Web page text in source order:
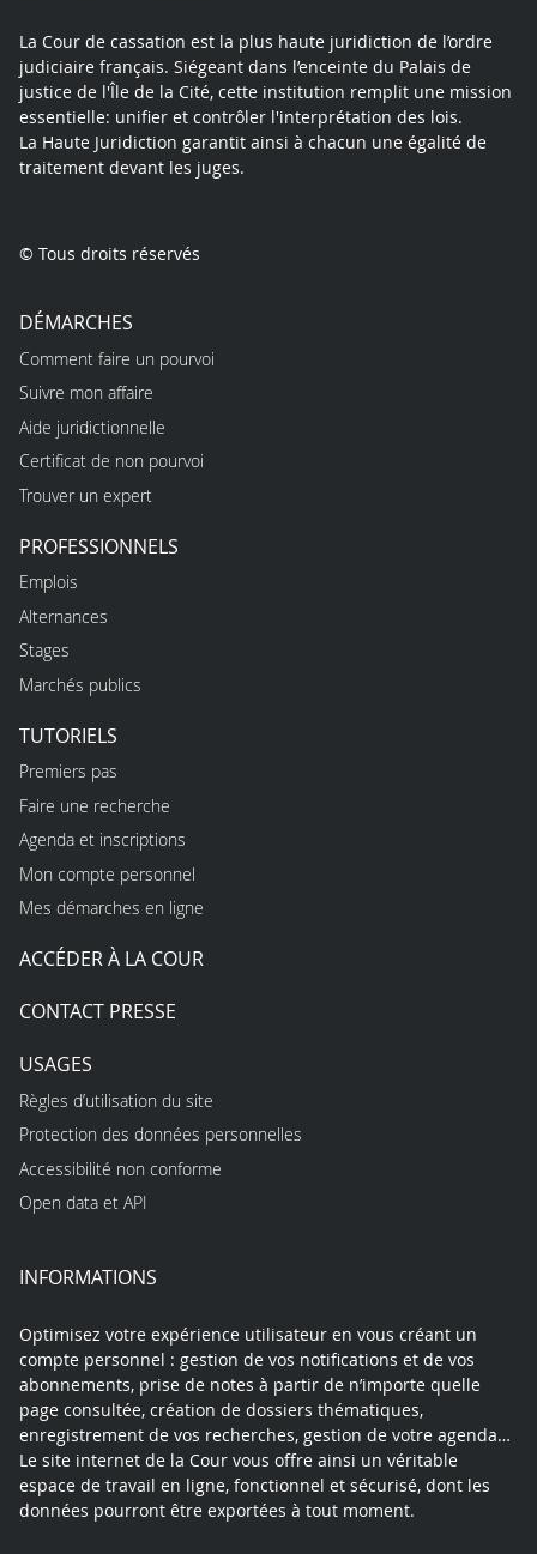
La Cour de cassation est la plus haute juridiction de l’ordre
judiciaire français. Siégeant dans l’enceinte du Palais de
justice de l'Île de la Cité, cette institution remplit une mission
essentielle: unifier et contrôler l'interprétation des lois.
La Haute Juridiction garantit ainsi à chacun une égalité de
traitement devant les juges.
© Tous droits réservés
DÉMARCHES
Comment faire un pourvoi
Suivre mon affaire
Aide juridictionnelle
Certificat de non pourvoi
Trouver un expert
PROFESSIONNELS
Emplois
Alternances
Stages
Marchés publics
TUTORIELS
Premiers pas
Faire une recherche
Agenda et inscriptions
Mon compte personnel
Mes démarches en ligne
ACCÉDER À LA COUR
CONTACT PRESSE
USAGES
Règles d’utilisation du site
Protection des données personnelles
Accessibilité non conforme
Open data et API
INFORMATIONS
Optimisez votre expérience utilisateur en vous créant un
compte personnel : gestion de vos notifications et de vos
abonnements, prise de notes à partir de n’importe quelle
page consultée, création de dossiers thématiques,
enregistrement de vos recherches, gestion de votre agenda…
Le site internet de la Cour vous offre ainsi un véritable
espace de travail en ligne, fonctionnel et sécurisé, dont les
données pourront être exportées à tout moment.